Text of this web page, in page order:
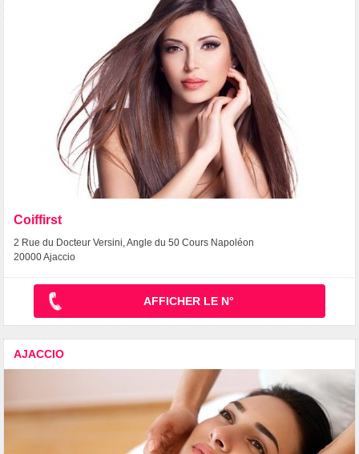
Coiffirst
2 Rue du Docteur Versini, Angle du 50 Cours Napoléon
20000 Ajaccio
AFFICHER LE N°
AJACCIO